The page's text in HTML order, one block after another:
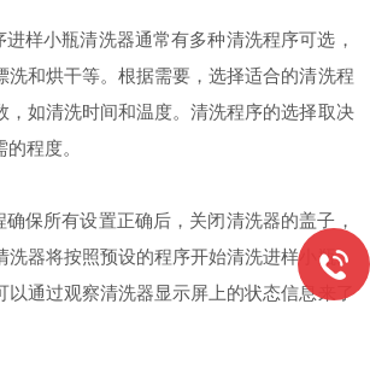
小瓶清洗器通常有多种清洗程序可选，
洗和烘干等。根据需要，选择适合的清洗程
，如清洗时间和温度。清洗程序的选择取决
程度。
所有设置正确后，关闭清洗器的盖子，
洗器将按照预设的程序开始清洗进样小瓶。
以通过观察清洗器显示屏上的状态信息来了